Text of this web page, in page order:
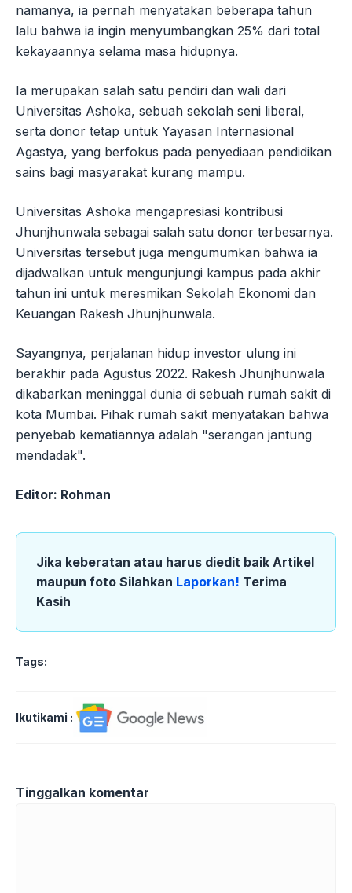
namanya, ia pernah menyatakan beberapa tahun
lalu bahwa ia ingin menyumbangkan 25% dari total
kekayaannya selama masa hidupnya.
Ia merupakan salah satu pendiri dan wali dari
Universitas Ashoka, sebuah sekolah seni liberal,
serta donor tetap untuk Yayasan Internasional
Agastya, yang berfokus pada penyediaan pendidikan
sains bagi masyarakat kurang mampu.
Universitas Ashoka mengapresiasi kontribusi
Jhunjhunwala sebagai salah satu donor terbesarnya.
Universitas tersebut juga mengumumkan bahwa ia
dijadwalkan untuk mengunjungi kampus pada akhir
tahun ini untuk meresmikan Sekolah Ekonomi dan
Keuangan Rakesh Jhunjhunwala.
Sayangnya, perjalanan hidup investor ulung ini
berakhir pada Agustus 2022. Rakesh Jhunjhunwala
dikabarkan meninggal dunia di sebuah rumah sakit di
kota Mumbai. Pihak rumah sakit menyatakan bahwa
penyebab kematiannya adalah "serangan jantung
mendadak".
Editor: Rohman
Jika keberatan atau harus diedit baik Artikel
maupun foto Silahkan Laporkan! Terima
Kasih
Tags:
Ikutikami :
Tinggalkan komentar